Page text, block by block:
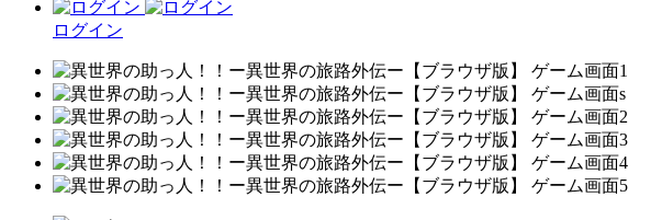
ログイン